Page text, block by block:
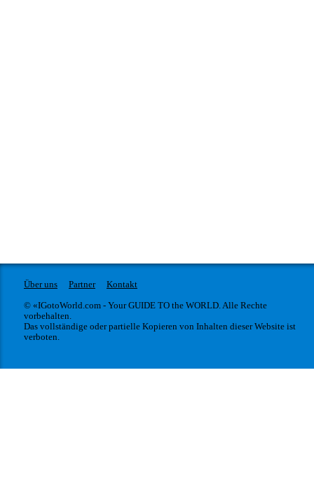
Über uns Partner
Kontakt
© «IGotoWorld.com - Your GUIDE TO the WORLD. Alle Rechte
vorbehalten.
Das vollständige oder partielle Kopieren von Inhalten dieser Website ist
verboten.